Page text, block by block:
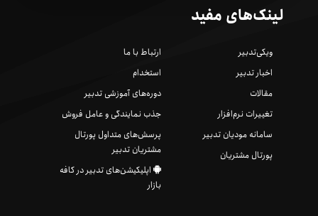
لینک‌های مفید
ویکی‌تدبیر
اخبار تدبیر
مقالات
تغییرات نرم‌افزار
سامانه مودیان تدبیر
پورتال مشتریان
ارتباط با ما
استخدام
دوره‌های آموزشی تدبیر
جذب نمایندگی و عامل فروش
پرسش‌های متداول پورتال
مشتریان تدبیر
اپلیکیشن‌های تدبیر در کافه
بازار